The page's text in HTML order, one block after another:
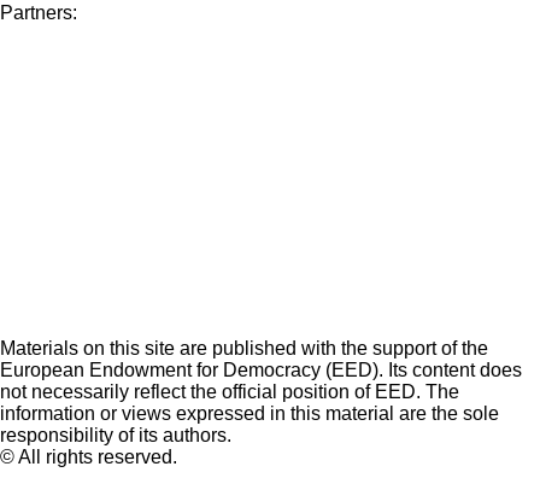
Partners:
Materials on this site are published with the support of the
European Endowment for Democracy (EED). Its content does
not necessarily reflect the official position of EED. The
information or views expressed in this material are the sole
responsibility of its authors.
© All rights reserved.